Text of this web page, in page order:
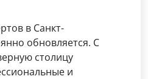
в Санкт-
обновляется. С
столицу
и